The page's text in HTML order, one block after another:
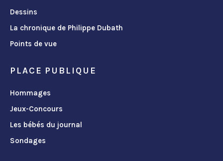
Dessins
La chronique de Philippe Dubath
Points de vue
PLACE PUBLIQUE
Hommages
Jeux-Concours
Les bébés du journal
Sondages